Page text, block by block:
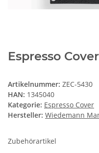
Espresso
Artikelnummer: ZEC-5430
HAN: 1345040
Kategorie: Espresso Cover
Hersteller: Wiedemann
Zubehörartikel